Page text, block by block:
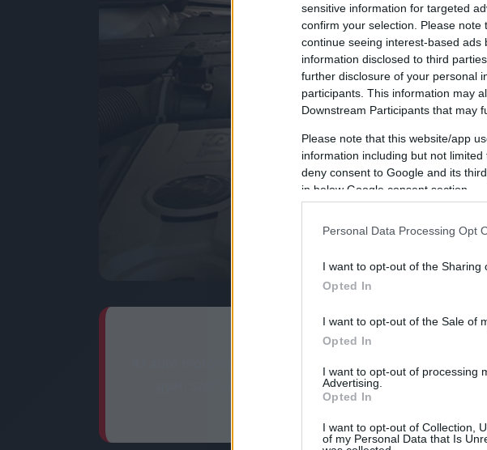
sensitive information for targeted
confirm your selection. Please
continue seeing interest-based
information disclosed to third
further disclosure of your personal
participants. This information may
Downstream Participants that may
Please note that this website/app
information including but not
deny consent to Google and its
in below Google consent section.
Personal Data Processing Opt
I want to opt-out of the Sharing
Opted In
I want to opt-out of the Sale of
Opted In
I want to opt-out of processing
Advertising.
Opted In
I want to opt-out of Collection,
of my Personal Data that Is
Az autó motorvezérlő számítógépének (ECU)
gyári szoftver finomhangolása 6-8 paraméteren